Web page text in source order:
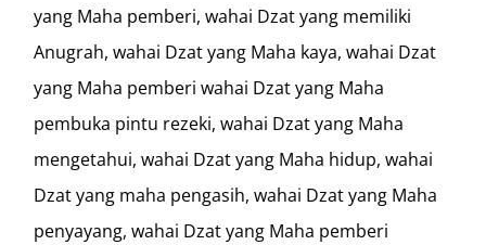
yang Maha pemberi, wahai Dzat yang memiliki
Anugrah, wahai Dzat yang Maha kaya, wahai Dzat
yang Maha pemberi wahai Dzat yang Maha
pembuka pintu rezeki, wahai Dzat yang Maha
mengetahui, wahai Dzat yang Maha hidup, wahai
Dzat yang maha pengasih, wahai Dzat yang Maha
penyayang, wahai Dzat yang Maha pemberi